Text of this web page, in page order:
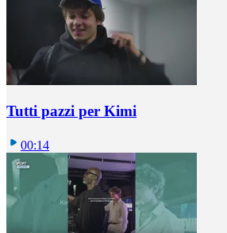
Tutti pazzi per Kimi
00:14